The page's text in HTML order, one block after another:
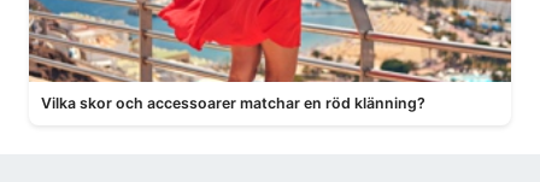
Vilka skor och accessoarer matchar en röd klänning?